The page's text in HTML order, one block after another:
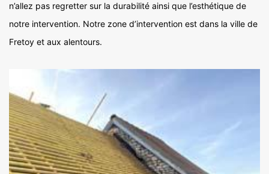
n’allez pas regretter sur la durabilité ainsi que l’esthétique de
notre intervention. Notre zone d’intervention est dans la ville de
Fretoy et aux alentours.